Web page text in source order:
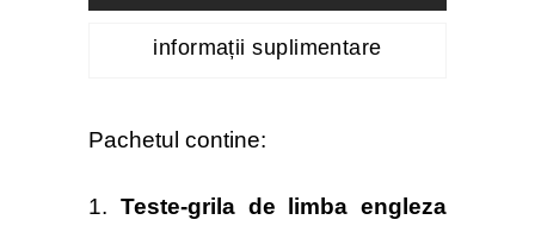
limba
engleza
informații suplimentare
Pachetul contine:
1. Teste-grila de limba engleza